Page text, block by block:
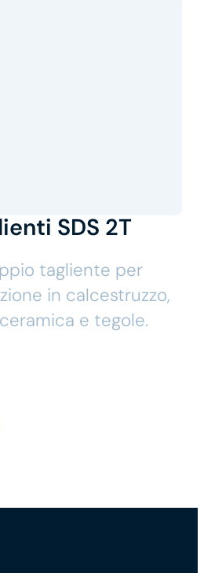
SDS 2T
tagliente per
in calcestruzzo,
e tegole.